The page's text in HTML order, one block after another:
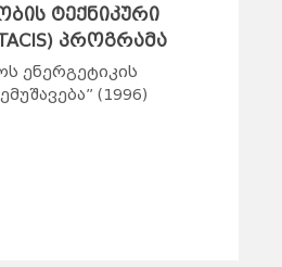
ტექნიკური
პროგრამა
ენერგეტიკის
(1996)